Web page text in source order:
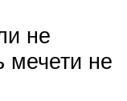
не
мечети не